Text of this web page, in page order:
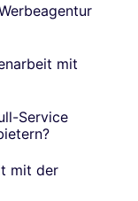
mit
Service
mit der